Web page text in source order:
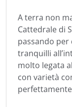
A terra non
Cattedrale di
passando
tranquilli
molto legata
con varietà